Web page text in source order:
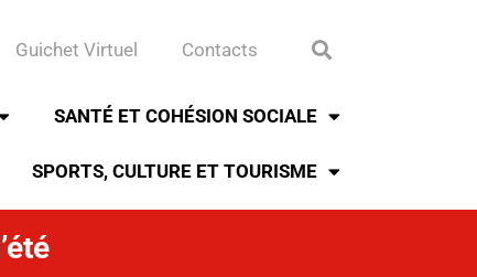
Guichet Virtuel Contacts
SANTÉ ET COHÉSION SOCIALE
SPORTS, CULTURE ET TOURISME